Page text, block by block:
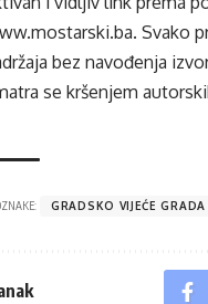
. Svako
bez navođenja
se kršenjem
GRADSKO VIJEĆE